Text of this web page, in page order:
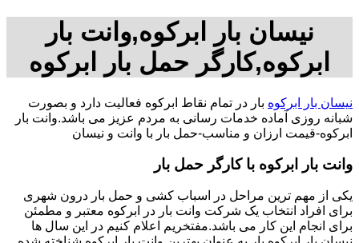
نیسان بار ابرکوه,وانت بار
ابرکوه,کارگر حمل بار ابرکوه
نیسان بار ابرکوه بار در تمام نقاط ابرکوه فعالیت دارد و بصورت
شبانه روزی آماده خدمات رسانی به مردم عزیز می باشد.وانت بار
ابرکوه-قیمت ارزان و مناسب-حمل بار با وانت و نیسان
وانت بار ابرکوه با کارگر حمل بار
یکی از مهم ترین مراحل در اسباب کشی و حمل بار درون شهری
برای افراد انتخاب یک شرکت وانت بار در ابرکوه معتبر و مطمئن
برای انجام این کار می باشد.مفتخریم اعلام کنیم در این سال ها